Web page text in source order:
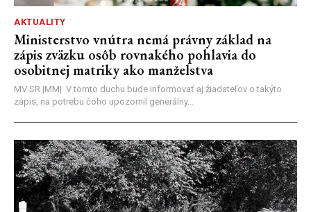
AKTUALITY
Ministerstvo vnútra nemá právny základ na
zápis zväzku osôb rovnakého pohlavia do
osobitnej matriky ako manželstva
MV SR |MM| V tomto duchu bude informovať aj žiadateľov o takýto
zápis, na potrebu čoho upozornil generálny...